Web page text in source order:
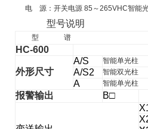
电
源：开关电源85 ～265VHC智能
型号说明
型 谱
HC-600
外形尺寸
A/S 智能单光柱
A/S2 智能双光柱
A 智能单光柱
报警输出 B□